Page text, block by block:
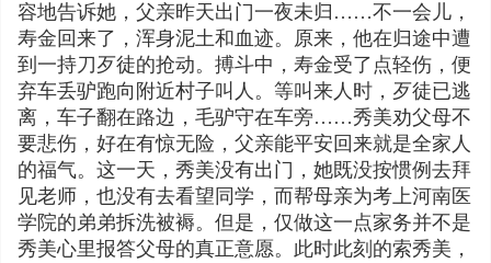
容地告诉她，父亲昨天出门一夜未归……不一会儿，
寿金回来了，浑身泥土和血迹。原来，他在归途中遭
到一持刀歹徒的抢动。搏斗中，寿金受了点轻伤，便
弃车丢驴跑向附近村子叫人。等叫来人时，歹徒已逃
离，车子翻在路边，毛驴守在车旁……秀美劝父母不
要悲伤，好在有惊无险，父亲能平安回来就是全家人
的福气。这一天，秀美没有出门，她既没按惯例去拜
见老师，也没有去看望同学，而帮母亲为考上河南医
学院的弟弟拆洗被褥。但是，仅做这一点家务并不是
秀美心里报答父母的真正意愿。此时此刻的索秀美，